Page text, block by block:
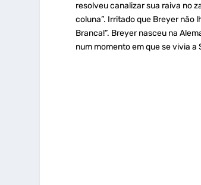
resolveu canalizar sua raiva no
coluna”. Irritado que Breyer não
Branca!”. Breyer nasceu na
num momento em que se vivia a